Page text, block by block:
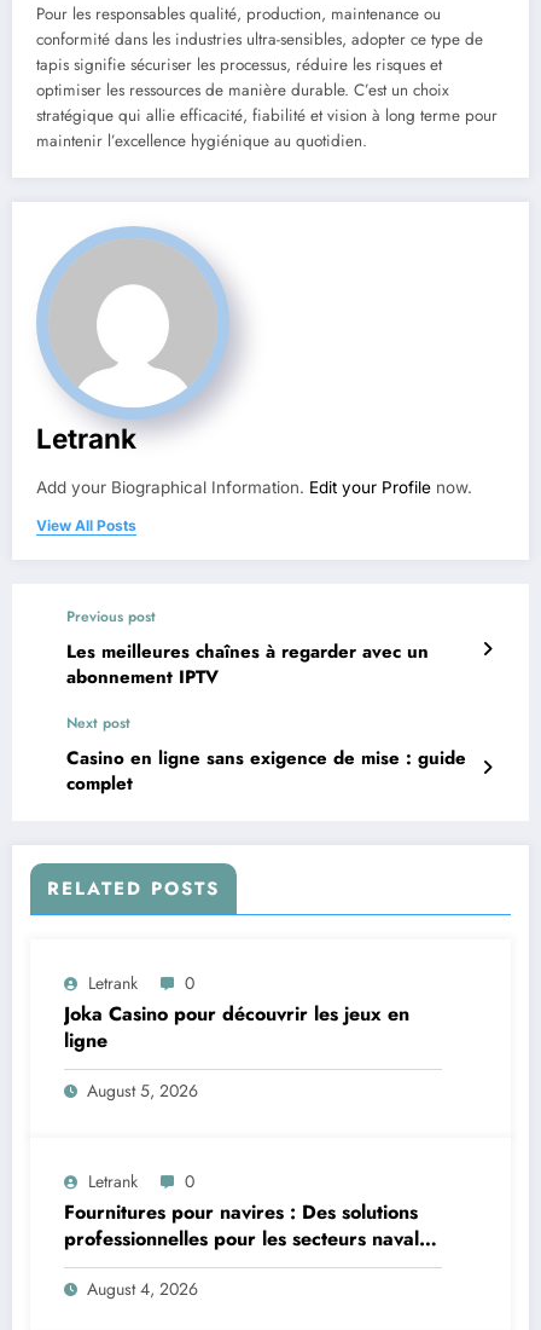
Pour les responsables qualité, production, maintenance ou
conformité dans les industries ultra-sensibles, adopter ce type de
tapis signifie sécuriser les processus, réduire les risques et
optimiser les ressources de manière durable. C’est un choix
stratégique qui allie efficacité, fiabilité et vision à long terme pour
maintenir l’excellence hygiénique au quotidien.
Letrank
Add your Biographical Information. Edit your Profile now.
View All Posts
Previous post
Les meilleures chaînes à regarder avec un
abonnement IPTV
Next post
Casino en ligne sans exigence de mise : guide
complet
RELATED POSTS
Letrank 0
Joka Casino pour découvrir les jeux en
ligne
August 5, 2026
Letrank 0
Fournitures pour navires : Des solutions
professionnelles pour les secteurs naval et
offshore
August 4, 2026